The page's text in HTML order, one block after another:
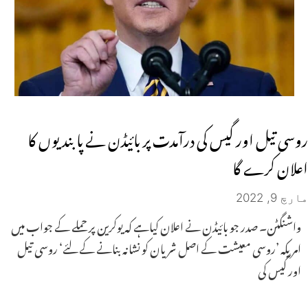
روسی تیل اور گیس کی درآمدت پر بائیڈن نے پابندیوں کا
اعلان کرے گا
مارچ 9, 2022
واشنگٹن۔ صدر جو بائیڈن نے اعلان کیاہے کہ یوکرین پر حملے کے جواب میں
امریکہ ’روسی معیشت کے اصل شریان کو نشانہ بنانے کے لئے‘ روسی تیل
اور گیس کی